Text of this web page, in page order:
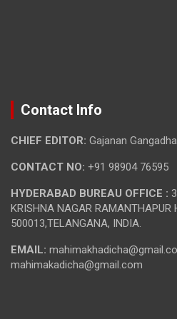
Contact Info
CHIEF EDITOR: Gajanan
CONTACT NO: +91 98904 76595
HYDERABAD BUREAU OFFICE :
KRISHNA NAGAR RAMANTHAPUR
500013,TELANGANA, INDIA.
EMAIL:
mahimakadicha@gmail.com